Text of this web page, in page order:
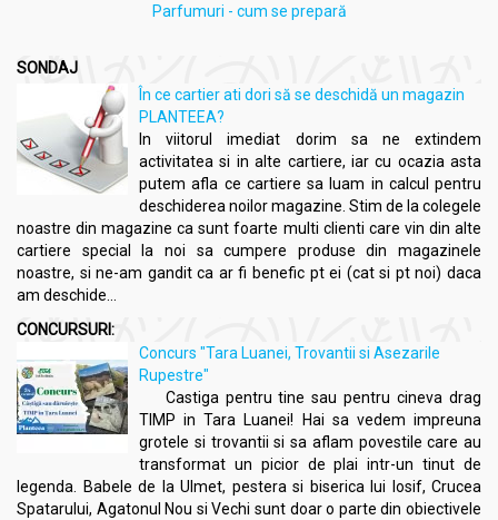
Parfumuri - cum se prepară
SONDAJ
În ce cartier ati dori să se deschidă un magazin
PLANTEEA?
In viitorul imediat dorim sa ne extindem
activitatea si in alte cartiere, iar cu ocazia asta
putem afla ce cartiere sa luam in calcul pentru
deschiderea noilor magazine. Stim de la colegele
noastre din magazine ca sunt foarte multi clienti care vin din alte
cartiere special la noi sa cumpere produse din magazinele
noastre, si ne-am gandit ca ar fi benefic pt ei (cat si pt noi) daca
am deschide...
CONCURSURI:
Concurs "Tara Luanei, Trovantii si Asezarile
Rupestre"
Castiga pentru tine sau pentru cineva drag
TIMP in Tara Luanei! Hai sa vedem impreuna
grotele si trovantii si sa aflam povestile care au
transformat un picior de plai intr-un tinut de
legenda. Babele de la Ulmet, pestera si biserica lui Iosif, Crucea
Spatarului, Agatonul Nou si Vechi sunt doar o parte din obiectivele